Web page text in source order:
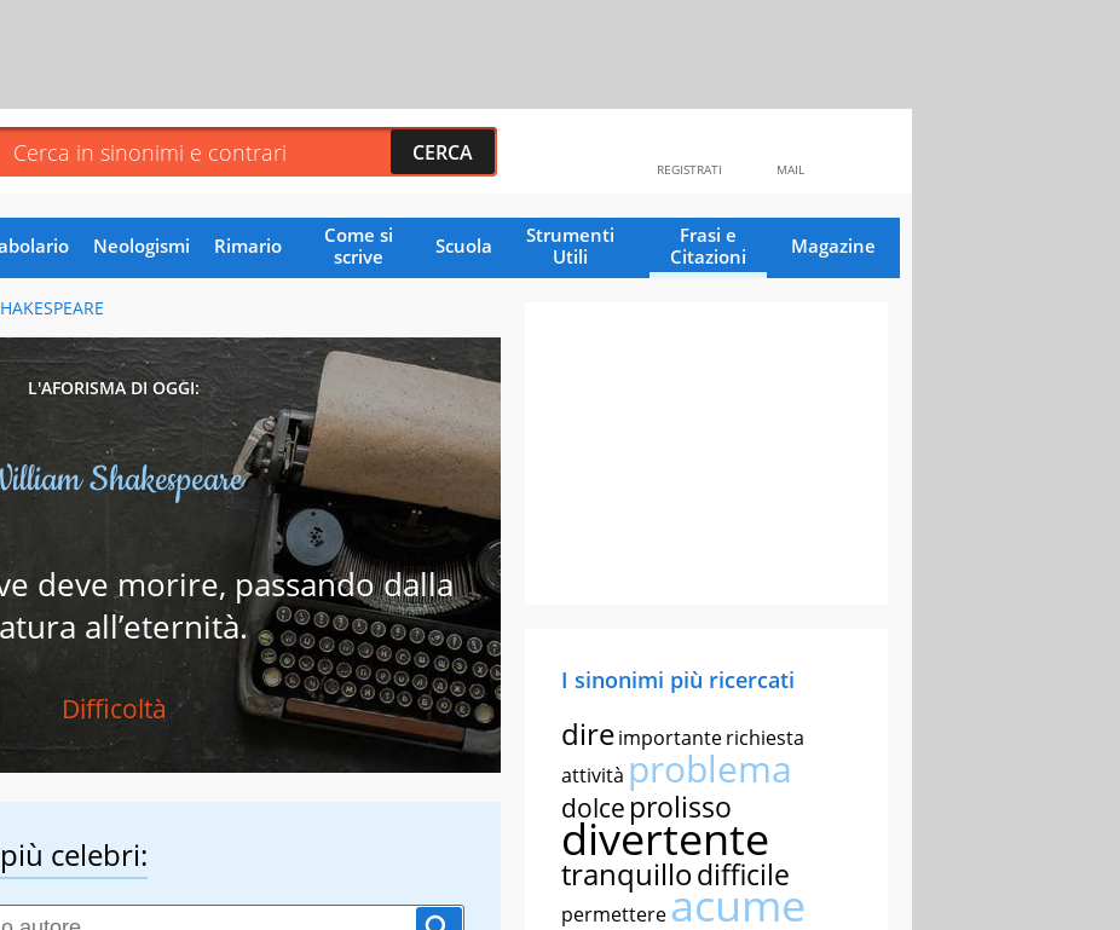
MAIL
REGISTRATI
Neologismi Rimario
Come si
scrive
Scuola
Strumenti
Utili
Frasi e
Citazioni
Magazine
L'AFORISMA DI OGGI:
Shakespeare
deve morire, passando dalla
all’eternità.
Difficoltà
celebri:
I sinonimi più ricercati
direimportanterichiesta
attività problema
dolce prolisso
divertente
tranquillodifficile
permettereacume